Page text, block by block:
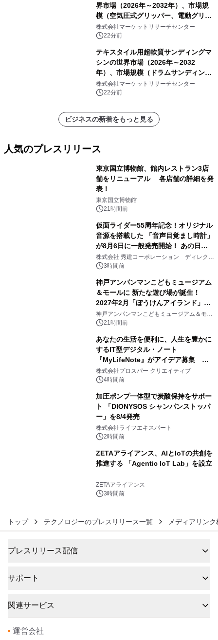
界市場（2026年～2032年）、市場規
模（空気圧式グリッパー、電動グリッ
パー）・分析レポートを発表
株式会社マーケットリサーチセンター
22分前
テキスタイル用超軟質サンディングマ
シンの世界市場（2026年～2032
年）、市場規模（ドラムサンディング
マシン、ジェットサンディングマシ
ン、ローラーサンディングマシン、そ
株式会社マーケットリサーチセンター
22分前
ビジネスの新着をもっと見る
人気のプレスリリース
東京国立博物館、館内レストラン3店
舗をリニューアル 各店舗の詳細を発
表！
東京国立博物館
21時間前
仮面ライダー55周年記念！オリジナル
音源を搭載した 「音声目覚まし時計」
が8月6日に一般発売開始！ あの日の
大興奮が今甦る
株式会社 秀建コーポレーション ディレクト
アートギャラリー
3時間前
神戸アンパンマンこどもミュージアム
＆モールに 新たな遊び場が誕生！
2027年2月「ぼうけんアイランド」が
オープン
神戸アンパンマンこどもミュージアム＆モー
ル 21時間前
あなたの生活を便利に、人生を豊かに
するIT型デジタル・ノート
『MyLifeNote』がアイデア募集 優
秀賞100名に1年間無償試用
株式会社プロスパー クリエイティブ
4時間前
加圧ポンプ一体型で炭酸保持をサポー
ト 「DIONYSOS シャンパンストッパ
ー」を8/4発売
株式会社ライフエキスパート
2時間前
ZETAアライアンス、AIとIoTの共創を
推進する 「Agentic IoT Lab」を設立
ZETAアライアンス
3時間前
トップ テクノロジーのプレスリリース一覧 メディアリン
プレスリリース配信
サポート
関連サービス
• 運営会社